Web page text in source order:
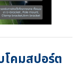
โคมสปอร์ต